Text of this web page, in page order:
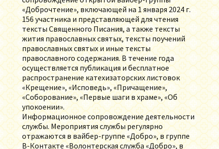
«Доброчтение», включающей на 1 января 2024 г.
156 участника и представляющей для чтения
тексты Священного Писания, а также тексты
жития православных святых, тексты поучений
православных святых и иные тексты
православного содержания. В течение года
осуществляется публикация и бесплатное
распространение катехизаторских листовок
«Крещение», «Исповедь», «Причащение»,
«Соборование», «Первые шаги в храме», «Об
упокоении».
Информационное сопровождение деятельности
службы. Мероприятия службы регулярно
отражаются в вайбер-группе «Добро», в группе
В-Контакте «Волонтерская служба «Добро», в